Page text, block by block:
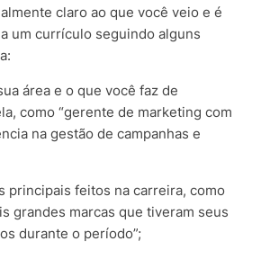
claro ao que você veio e é
um currículo seguindo alguns
área e o que você faz de
como “gerente de marketing com
na gestão de campanhas e
principais feitos na carreira, como
grandes marcas que tiveram seus
durante o período”;